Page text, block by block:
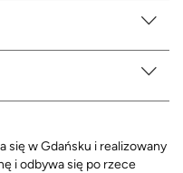
się w Gdańsku i realizowany
i odbywa się po rzece